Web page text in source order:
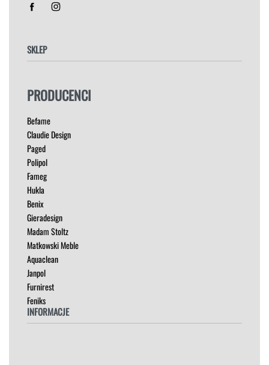
88116022020000000390810086
+48 502 735 377
Sorry, we don't ship to
SKLEP
FOTELE
HOKERY
KRZESŁA
ŁÓŻKA
MEBLE RTV
NAROŻNIKI
OUTLET
PUFY
SOFY
PRODUCENCI
Befame
Claudie Design
Paged
Polipol
Fameg
Hukla